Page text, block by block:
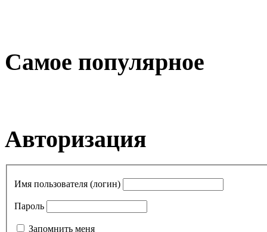
Самое популярное
Авторизация
Имя пользователя (логин)
Пароль
Запомнить меня